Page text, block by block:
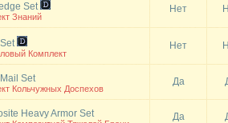
Set
Знаний
Нет
Комплект
Нет
Set
Кольчужных Доспехов
Да
Heavy Armor Set Да